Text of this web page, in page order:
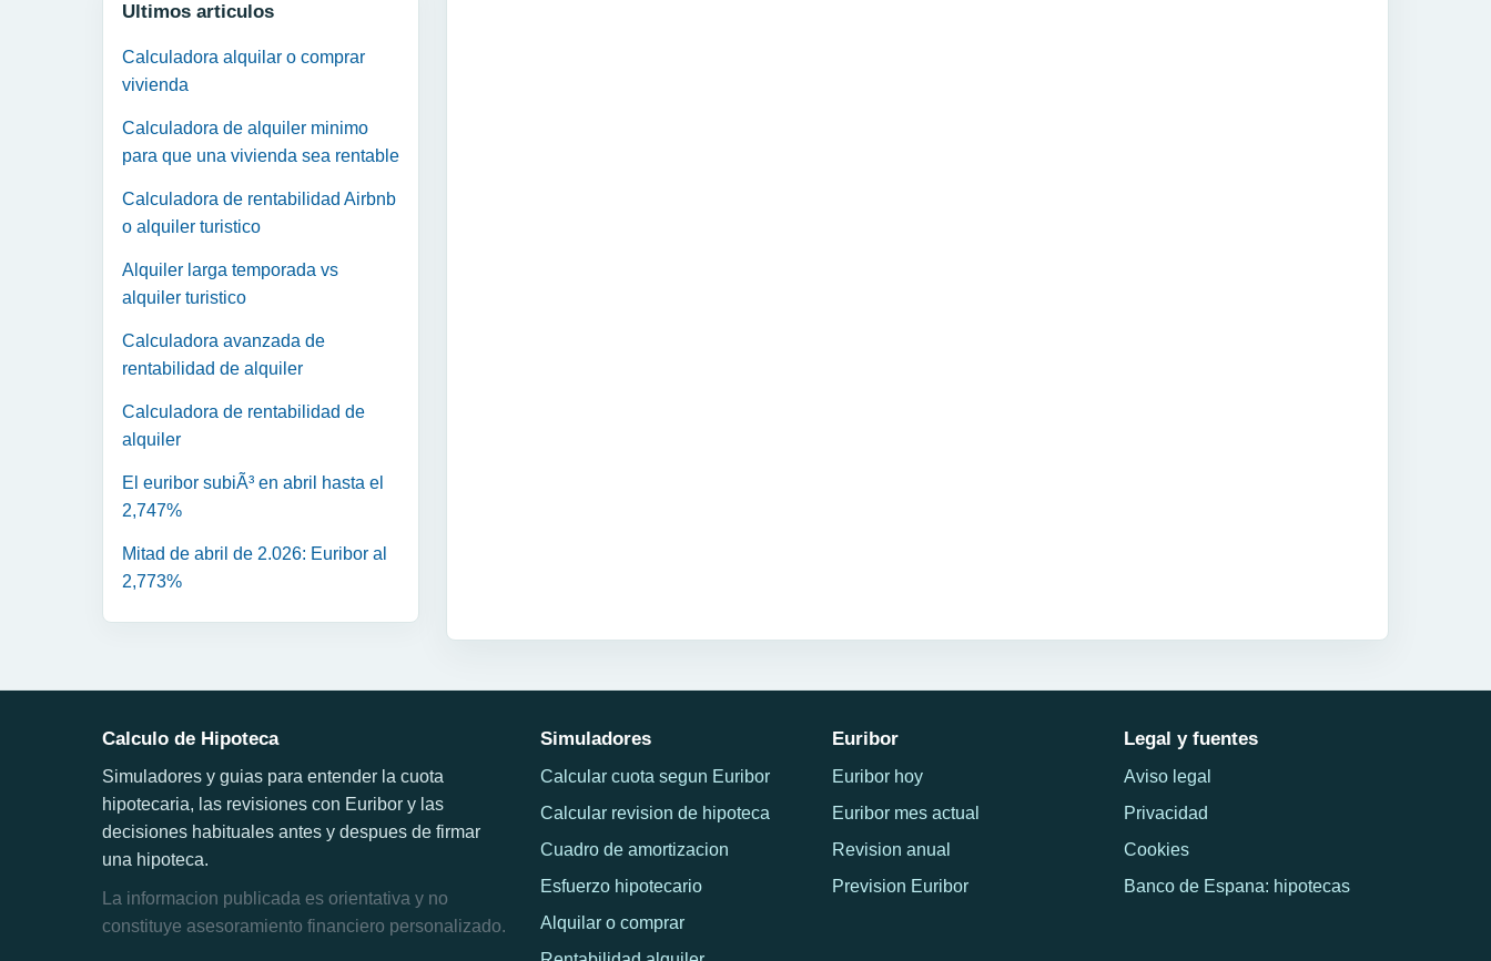
Ultimos articulos
Calculadora alquilar o comprar
vivienda
Calculadora de alquiler minimo
para que una vivienda sea rentable
Calculadora de rentabilidad Airbnb
o alquiler turistico
Alquiler larga temporada vs
alquiler turistico
Calculadora avanzada de
rentabilidad de alquiler
Calculadora de rentabilidad de
alquiler
El euribor subiÃ³ en abril hasta el
2,747%
Mitad de abril de 2.026: Euribor al
2,773%
Calculo de Hipoteca
Simuladores y guias para entender la cuota
hipotecaria, las revisiones con Euribor y las
decisiones habituales antes y despues de firmar
una hipoteca.
La informacion publicada es orientativa y no
constituye asesoramiento financiero personalizado.
Simuladores
Calcular cuota segun Euribor
Calcular revision de hipoteca
Cuadro de amortizacion
Esfuerzo hipotecario
Alquilar o comprar
Euribor
Euribor hoy
Euribor mes actual
Revision anual
Prevision Euribor
Legal y fuentes
Aviso legal
Privacidad
Cookies
Banco de Espana: hipotecas